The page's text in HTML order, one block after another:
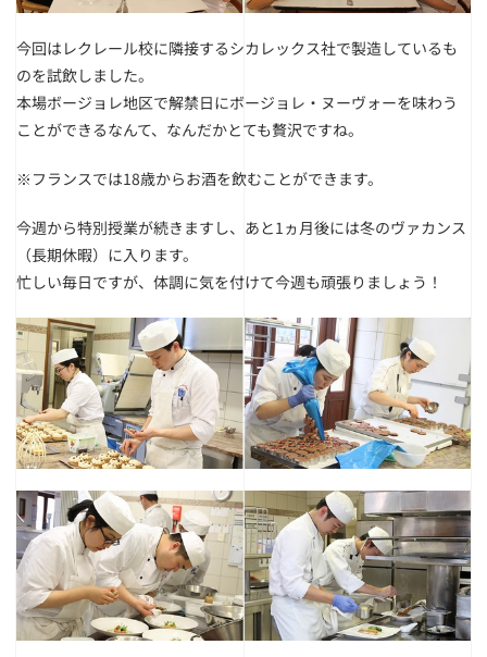
今回はレクレール校に隣接するシカレックス社で製造しているも
のを試飲しました。
本場ボージョレ地区で解禁日にボージョレ・ヌーヴォーを味わう
ことができるなんて、なんだかとても贅沢ですね。
※フランスでは18歳からお酒を飲むことができます。
今週から特別授業が続きますし、あと1ヵ月後には冬のヴァカンス
（長期休暇）に入ります。
忙しい毎日ですが、体調に気を付けて今週も頑張りましょう！